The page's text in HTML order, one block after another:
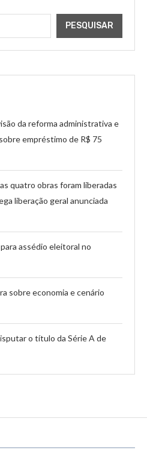
PESQUISAR
da reforma administrativa e
empréstimo de R$ 75
quatro obras foram liberadas
liberação geral anunciada
assédio eleitoral no
sobre economia e cenário
o título da Série A de